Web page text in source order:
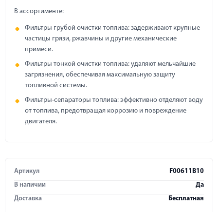
В ассортименте:
Фильтры грубой очистки топлива: задерживают крупные
частицы грязи, ржавчины и другие механические
примеси.
Фильтры тонкой очистки топлива: удаляют мельчайшие
загрязнения, обеспечивая максимальную защиту
топливной системы.
Фильтры-сепараторы топлива: эффективно отделяют воду
от топлива, предотвращая коррозию и повреждение
двигателя.
Артикул
F00611B10
В наличии
Да
Доставка
Бесплатная